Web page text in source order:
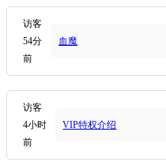
访客
54分
前
血魔
访客
4小时
前
VIP特权介绍